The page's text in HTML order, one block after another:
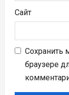
Сайт
Сохранить
браузере